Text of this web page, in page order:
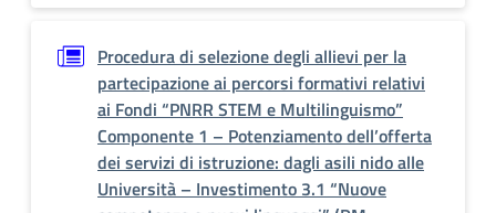
Procedura di selezione degli allievi per la
partecipazione ai percorsi formativi relativi
ai Fondi “PNRR STEM e Multilinguismo”
Componente 1 – Potenziamento dell’offerta
dei servizi di istruzione: dagli asili nido alle
Università – Investimento 3.1 “Nuove